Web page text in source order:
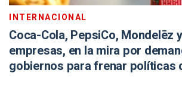
INTERNACIONAL
Coca-Cola, PepsiCo, Mondelēz
empresas, en la mira por
gobiernos para frenar políticas